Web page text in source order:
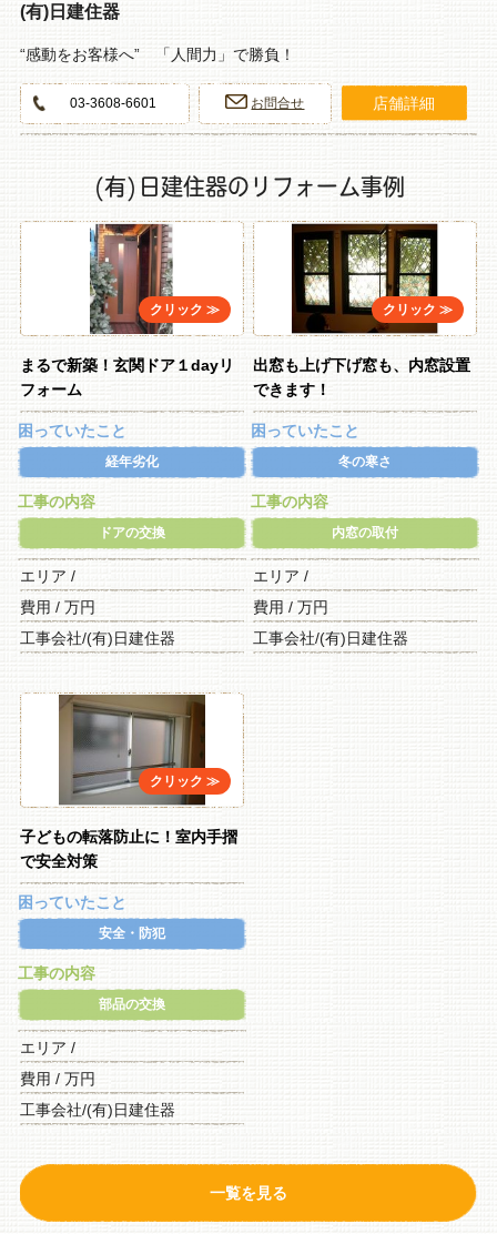
(有)日建住器
“感動をお客様へ” 「人間力」で勝負！
03-3608-6601 お問合せ 店舗詳細
(有)日建住器のリフォーム事例
まるで新築！玄関ドア１dayリ
フォーム
困っていたこと
経年劣化
工事の内容
ドアの交換
エリア /
費用 / 万円
工事会社/(有)日建住器
出窓も上げ下げ窓も、内窓設置
できます！
困っていたこと
冬の寒さ
工事の内容
内窓の取付
エリア /
費用 / 万円
工事会社/(有)日建住器
子どもの転落防止に！室内手摺
で安全対策
困っていたこと
安全・防犯
工事の内容
部品の交換
エリア /
費用 / 万円
工事会社/(有)日建住器
一覧を見る